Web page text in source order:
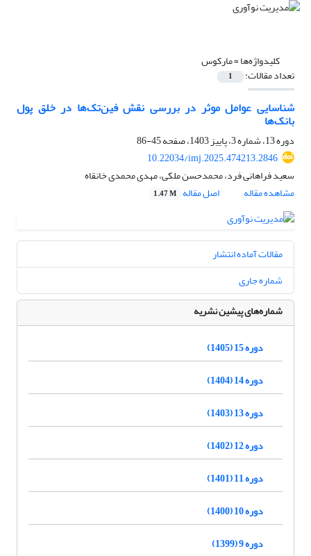
کلیدواژه‌ها =مارکوس
تعداد مقالات: 1
شناسایی عوامل موثر در بررسی نقش فین‌تک‌ها در خلق پول
بانک‌ها
دوره 13، شماره 3، پاییز 1403، صفحه
45-86
10.22034/imj.2025.474213.2846
سعید فراهانی فرد، محمدحسن ملکی، مهدی محمدی خانقاه
مشاهده مقاله
اصل مقاله 1.47 M
مقالات آماده انتشار
شماره جاری
شماره‌های پیشین نشریه
دوره 15 (1405)
دوره 14 (1404)
دوره 13 (1403)
دوره 12 (1402)
دوره 11 (1401)
دوره 10 (1400)
دوره 9 (1399)